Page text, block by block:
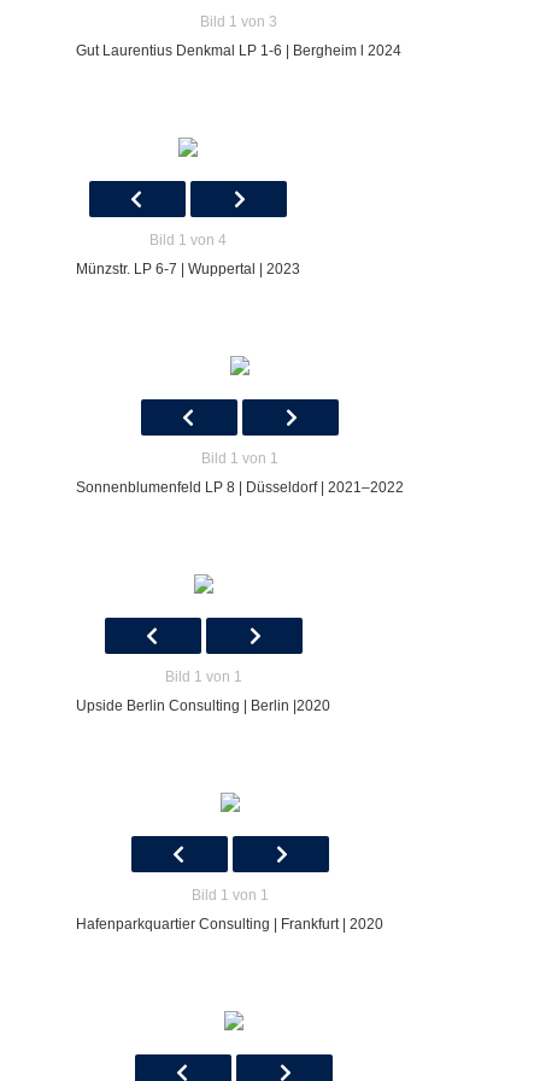
Bild 1 von 3
Gut Laurentius Denkmal LP 1-6 | Bergheim l 2024
Bild 1 von 4
Münzstr. LP 6-7 | Wuppertal | 2023
Bild 1 von 1
Sonnenblumenfeld LP 8 | Düsseldorf | 2021–2022
Bild 1 von 1
Upside Berlin Consulting | Berlin |2020
Bild 1 von 1
Hafenparkquartier Consulting | Frankfurt | 2020